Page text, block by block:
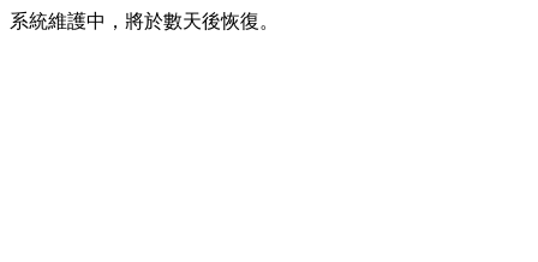
系統維護中，將於數天後恢復。